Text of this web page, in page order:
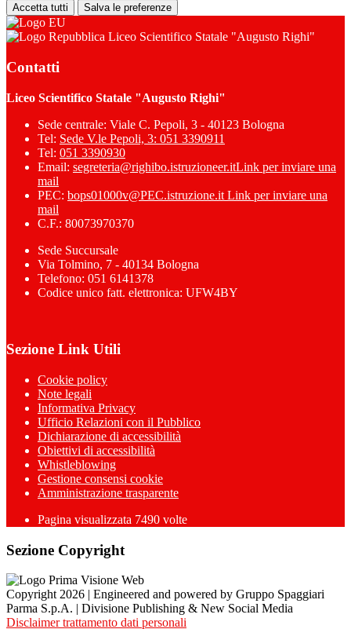
Accetta tutti Salva le preferenze
Liceo Scientifico Statale "Augusto Righi"
Contatti
Liceo Scientifico Statale "Augusto Righi"
Sede centrale: Viale C. Pepoli, 3 - 40123 Bologna
Tel: Sede V.le Pepoli, 3: 051 3390911
Tel: 051 3390930
Email: segreteria@righibo.istruzioneer.itLink per inviare una
mail
PEC: bops01000v@PEC.istruzione.it Link per inviare una
mail
C.F.: 80073970370
Sede Succursale
Via Tolmino, 7 - 40134 Bologna
Telefono: 051 6141378
Codice unico fatt. elettronica: UFW4BY
Sezione Link Utili
Cookie policy
Note legali
Informativa Privacy
Ufficio Relazioni con il Pubblico
Dichiarazione di accessibilità
Obiettivi di accessibilità
Whistleblowing
Gestione consensi cookie
Amministrazione trasparente
Pagina visualizzata 7490 volte
Sezione Copyright
Copyright 2026 | Engineered and powered by Gruppo Spaggiari
Parma S.p.A. | Divisione Publishing & New Social Media
Disclaimer trattamento dati personali